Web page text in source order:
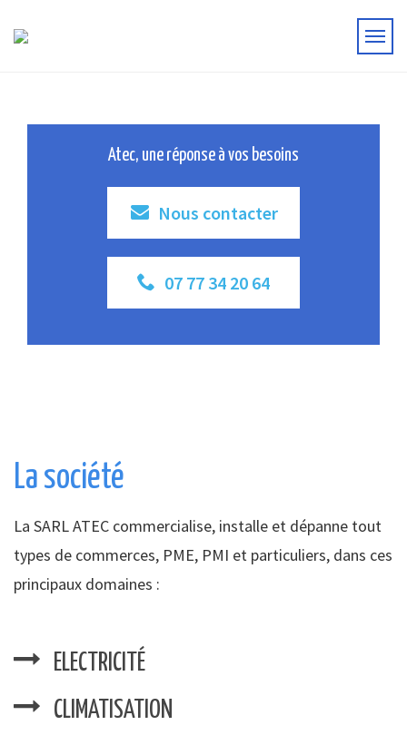
Atec, une réponse à vos besoins
Nous contacter
07 77 34 20 64
La société
La SARL ATEC commercialise, installe et dépanne tout
types de commerces, PME, PMI et particuliers, dans ces
principaux domaines :
ELECTRICITÉ
CLIMATISATION